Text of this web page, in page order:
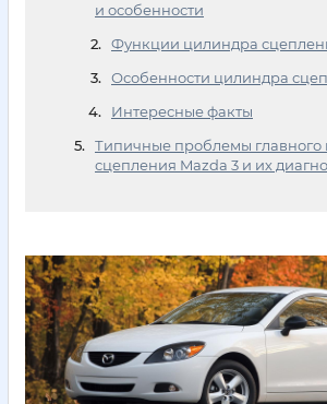
и особенности
Функции цилиндра
Особенности цилиндра
Интересные факты
Типичные проблемы главного
сцепления Mazda 3 и их